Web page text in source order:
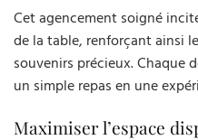
Cet agencement soigné
de la table, renforçant ainsi
souvenirs précieux. Chaque
un simple repas en une
Maximiser l’espace